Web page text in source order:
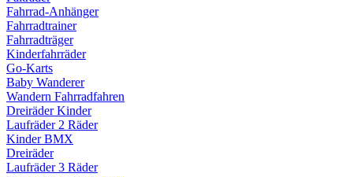
Fahrrad-Anhänger
Fahrradtrainer
Fahrradträger
Kinderfahrräder
Go-Karts
Baby Wanderer
Wandern Fahrradfahren
Dreiräder Kinder
Laufräder 2 Räder
Kinder BMX
Dreiräder
Laufräder 3 Räder